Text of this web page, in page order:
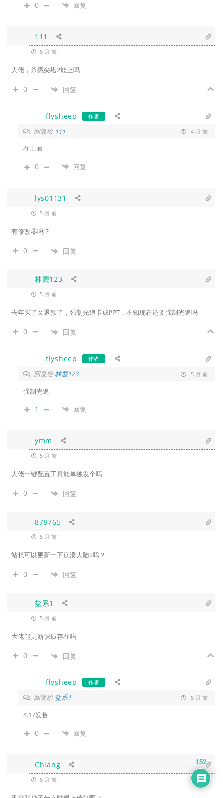
0 回复
111
5 月 前
大佬，杀戮尖塔2能上吗
0 回复
flysheep 作者
回复给 111 4 月 前
在上面
0 回复
lys01131
5 月 前
有修改器吗？
0 回复
林麓123
5 月 前
去年买了又退款了，强制光追卡成PPT，不知现在还要强制光追吗
0 回复
flysheep 作者
回复给林麓123 5 月 前
强制光追
1 回复
ymm
5 月 前
大佬一键配置工具能单独发个吗
0 回复
878765
5 月 前
站长可以更新一下崩溃大陆2吗？
0 回复
盐系1
5 月 前
大佬能更新识质存在吗
0 回复
flysheep 作者
回复给盐系1 5 月 前
4.17发售
0 回复
Chiang
5 月 前
152